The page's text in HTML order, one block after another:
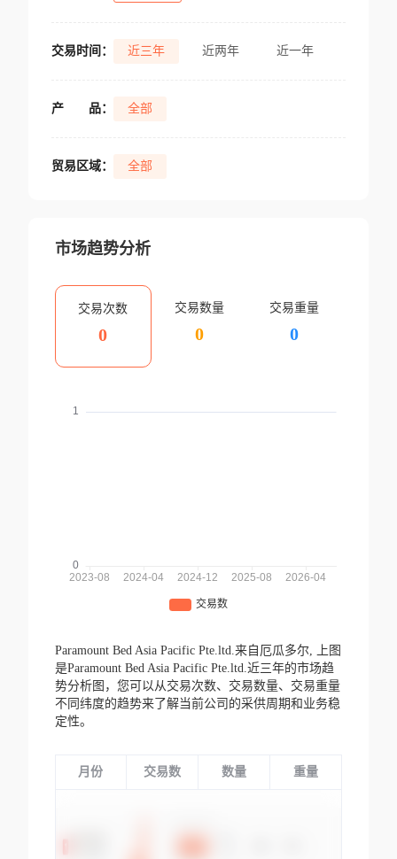
交易时间： 近三年 近两年 近一年
产 品： 全部
贸易区域： 全部
市场趋势分析
交易次数
0
交易数量
0
交易重量
0
Paramount Bed Asia Pacific Pte.ltd.来自厄瓜多尔,
上图
是Paramount Bed Asia Pacific Pte.ltd.近三年的市场趋
势分析图，您可以从交易次数、交易数量、交易重量
不同纬度的趋势来了解当前公司的采供周期和业务稳
定性。
月份 交易数 数量 重量